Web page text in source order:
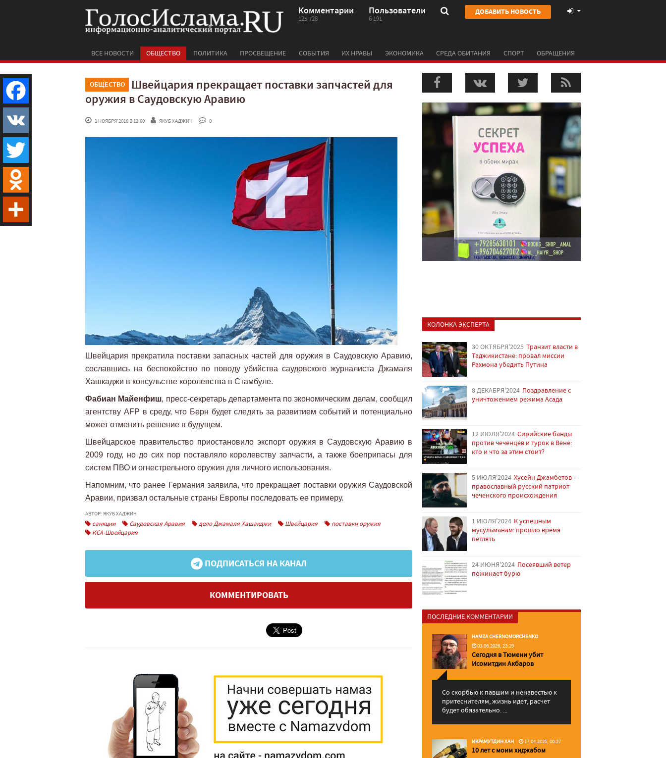
Комментарии
125 728
Пользователи
6 191
ДОБАВИТЬ НОВОСТЬ
ВСЕ НОВОСТИ ОБЩЕСТВО ПОЛИТИКА ПРОСВЕЩЕНИЕ СОБЫТИЯ ИХ НРАВЫ ЭКОНОМИКА СРЕДА ОБИТАНИЯ СПОРТ ОБРАЩЕНИЯ
ОБЩЕСТВО
Швейцария прекращает поставки запчастей для
оружия в Саудовскую Аравию
1 НОЯБРЯ'2018 В 12:00 ЯКУБ ХАДЖИЧ 0
Швейцария прекратила поставки запасных частей для оружия в Саудовскую Аравию,
сославшись на беспокойство по поводу убийства саудовского журналиста Джамаля
Хашкаджи в консульстве королевства в Стамбуле.
Фабиан Майенфиш, пресс-секретарь департамента по экономическим делам, сообщил
агентству AFP в среду, что Берн будет следить за развитием событий и потенциально
может отменить решение в будущем.
Швейцарское правительство приостановило экспорт оружия в Саудовскую Аравию в
2009 году, но до сих пор поставляло королевству запчасти, а также боеприпасы для
систем ПВО и огнестрельного оружия для личного использования.
Напомним, что ранее Германия заявила, что прекращает поставки оружия Саудовской
Аравии, призвал остальные страны Европы последовать ее примеру.
АВТОР: ЯКУБ ХАДЖИЧ
санкции Саудовская Аравия дело Джамаля Хашакджи Швейцария
поставки оружия
КСА-Швейцария
ПОДПИСАТЬСЯ НА КАНАЛ
КОММЕНТИРОВАТЬ
КОЛОНКА ЭКСПЕРТА
30 ОКТЯБРЯ'2025 Транзит власти в
Таджикистане: провал миссии
Рахмона убедить Путина
8 ДЕКАБРЯ'2024 Поздравление с
уничтожением режима Асада
12 ИЮЛЯ'2024 Сирийские банды
против чеченцев и турок в Вене:
кто и что за этим стоит?
5 ИЮЛЯ'2024 Хусейн Джамбетов -
православный русский патриот
чеченского происхождения
1 ИЮЛЯ'2024 К успешным
мусульманам: прошло время
петлять
24 ИЮНЯ'2024 Посеявший ветер
пожинает бурю
ПОСЛЕДНИЕ КОММЕНТАРИИ
HAMZA CHERNOMORCHENKO
03.06.2026, 23:29
Сегодня в Тюмени убит
Исомитдин Акбаров
Со скорбью к павшим и ненавестью к
притеснителям, жизнь идет, расчет
будет обязательно. ...
ИКРАМУТДИН ХАН 17.04.2025, 00:27
10 лет с моим хиджабом
Facebook
VK
Twitter
Odnoklassniki